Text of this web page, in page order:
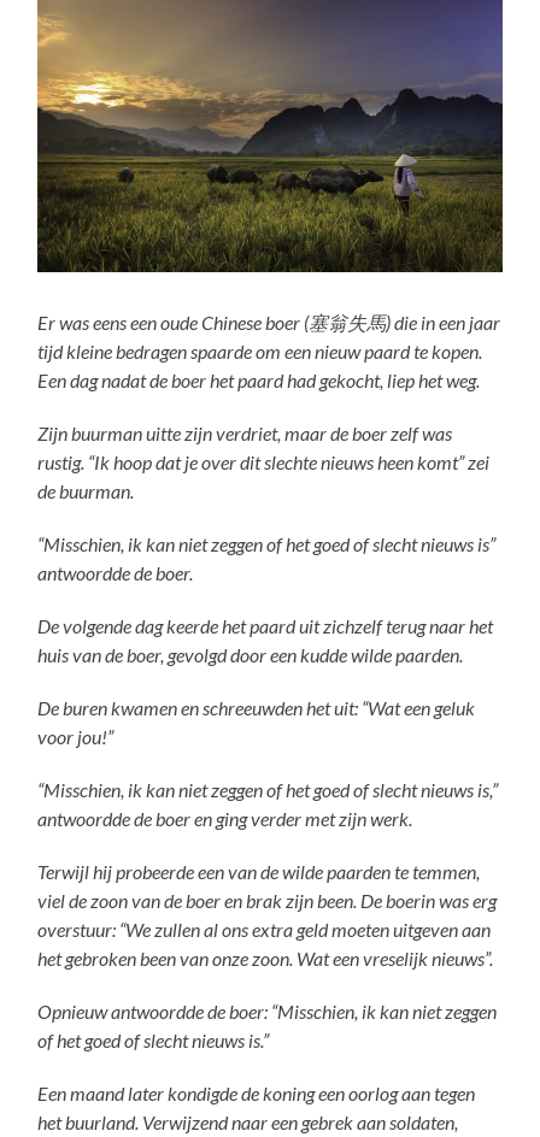
Er was eens een oude Chinese boer (塞翁失馬) die in een jaar
tijd kleine bedragen spaarde om een nieuw paard te kopen.
Een dag nadat de boer het paard had gekocht, liep het weg.
Zijn buurman uitte zijn verdriet, maar de boer zelf was
rustig. “Ik hoop dat je over dit slechte nieuws heen komt” zei
de buurman.
“Misschien, ik kan niet zeggen of het goed of slecht nieuws is”
antwoordde de boer.
De volgende dag keerde het paard uit zichzelf terug naar het
huis van de boer, gevolgd door een kudde wilde paarden.
De buren kwamen en schreeuwden het uit: “Wat een geluk
voor jou!”
“Misschien, ik kan niet zeggen of het goed of slecht nieuws is,”
antwoordde de boer en ging verder met zijn werk.
Terwijl hij probeerde een van de wilde paarden te temmen,
viel de zoon van de boer en brak zijn been. De boerin was erg
overstuur: “We zullen al ons extra geld moeten uitgeven aan
het gebroken been van onze zoon. Wat een vreselijk nieuws”.
Opnieuw antwoordde de boer: “Misschien, ik kan niet zeggen
of het goed of slecht nieuws is.”
Een maand later kondigde de koning een oorlog aan tegen
het buurland. Verwijzend naar een gebrek aan soldaten,